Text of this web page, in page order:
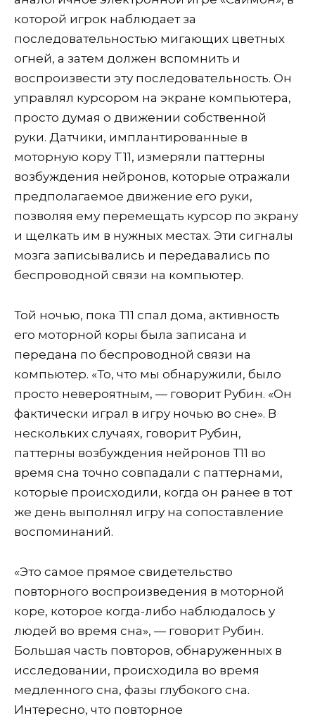
которой игрок наблюдает за
последовательностью мигающих цветных
огней, а затем должен вспомнить и
воспроизвести эту последовательность. Он
управлял курсором на экране компьютера,
просто думая о движении собственной
руки. Датчики, имплантированные в
моторную кору T11, измеряли паттерны
возбуждения нейронов, которые отражали
предполагаемое движение его руки,
позволяя ему перемещать курсор по экрану
и щелкать им в нужных местах. Эти сигналы
мозга записывались и передавались по
беспроводной связи на компьютер.
Той ночью, пока Т11 спал дома, активность
его моторной коры была записана и
передана по беспроводной связи на
компьютер. «То, что мы обнаружили, было
просто невероятным, — говорит Рубин. «Он
фактически играл в игру ночью во сне». В
нескольких случаях, говорит Рубин,
паттерны возбуждения нейронов Т11 во
время сна точно совпадали с паттернами,
которые происходили, когда он ранее в тот
же день выполнял игру на сопоставление
воспоминаний.
«Это самое прямое свидетельство
повторного воспроизведения в моторной
коре, которое когда-либо наблюдалось у
людей во время сна», — говорит Рубин.
Большая часть повторов, обнаруженных в
исследовании, происходила во время
медленного сна, фазы глубокого сна.
Интересно, что повторное